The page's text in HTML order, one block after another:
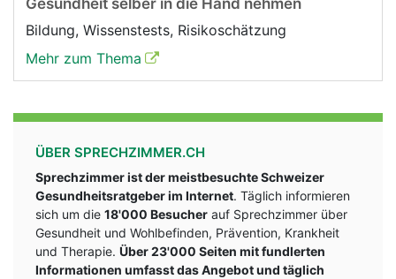
Gesundheit selber in die Hand nehmen
Bildung, Wissenstests, Risikoschätzung
Mehr zum Thema
ÜBER SPRECHZIMMER.CH
Sprechzimmer ist der meistbesuchte Schweizer
Gesundheitsratgeber im Internet. Täglich informieren
sich um die 18'000 Besucher auf Sprechzimmer über
Gesundheit und Wohlbefinden, Prävention, Krankheit
und Therapie. Über 23'000 Seiten mit fundlerten
Informationen umfasst das Angebot und täglich